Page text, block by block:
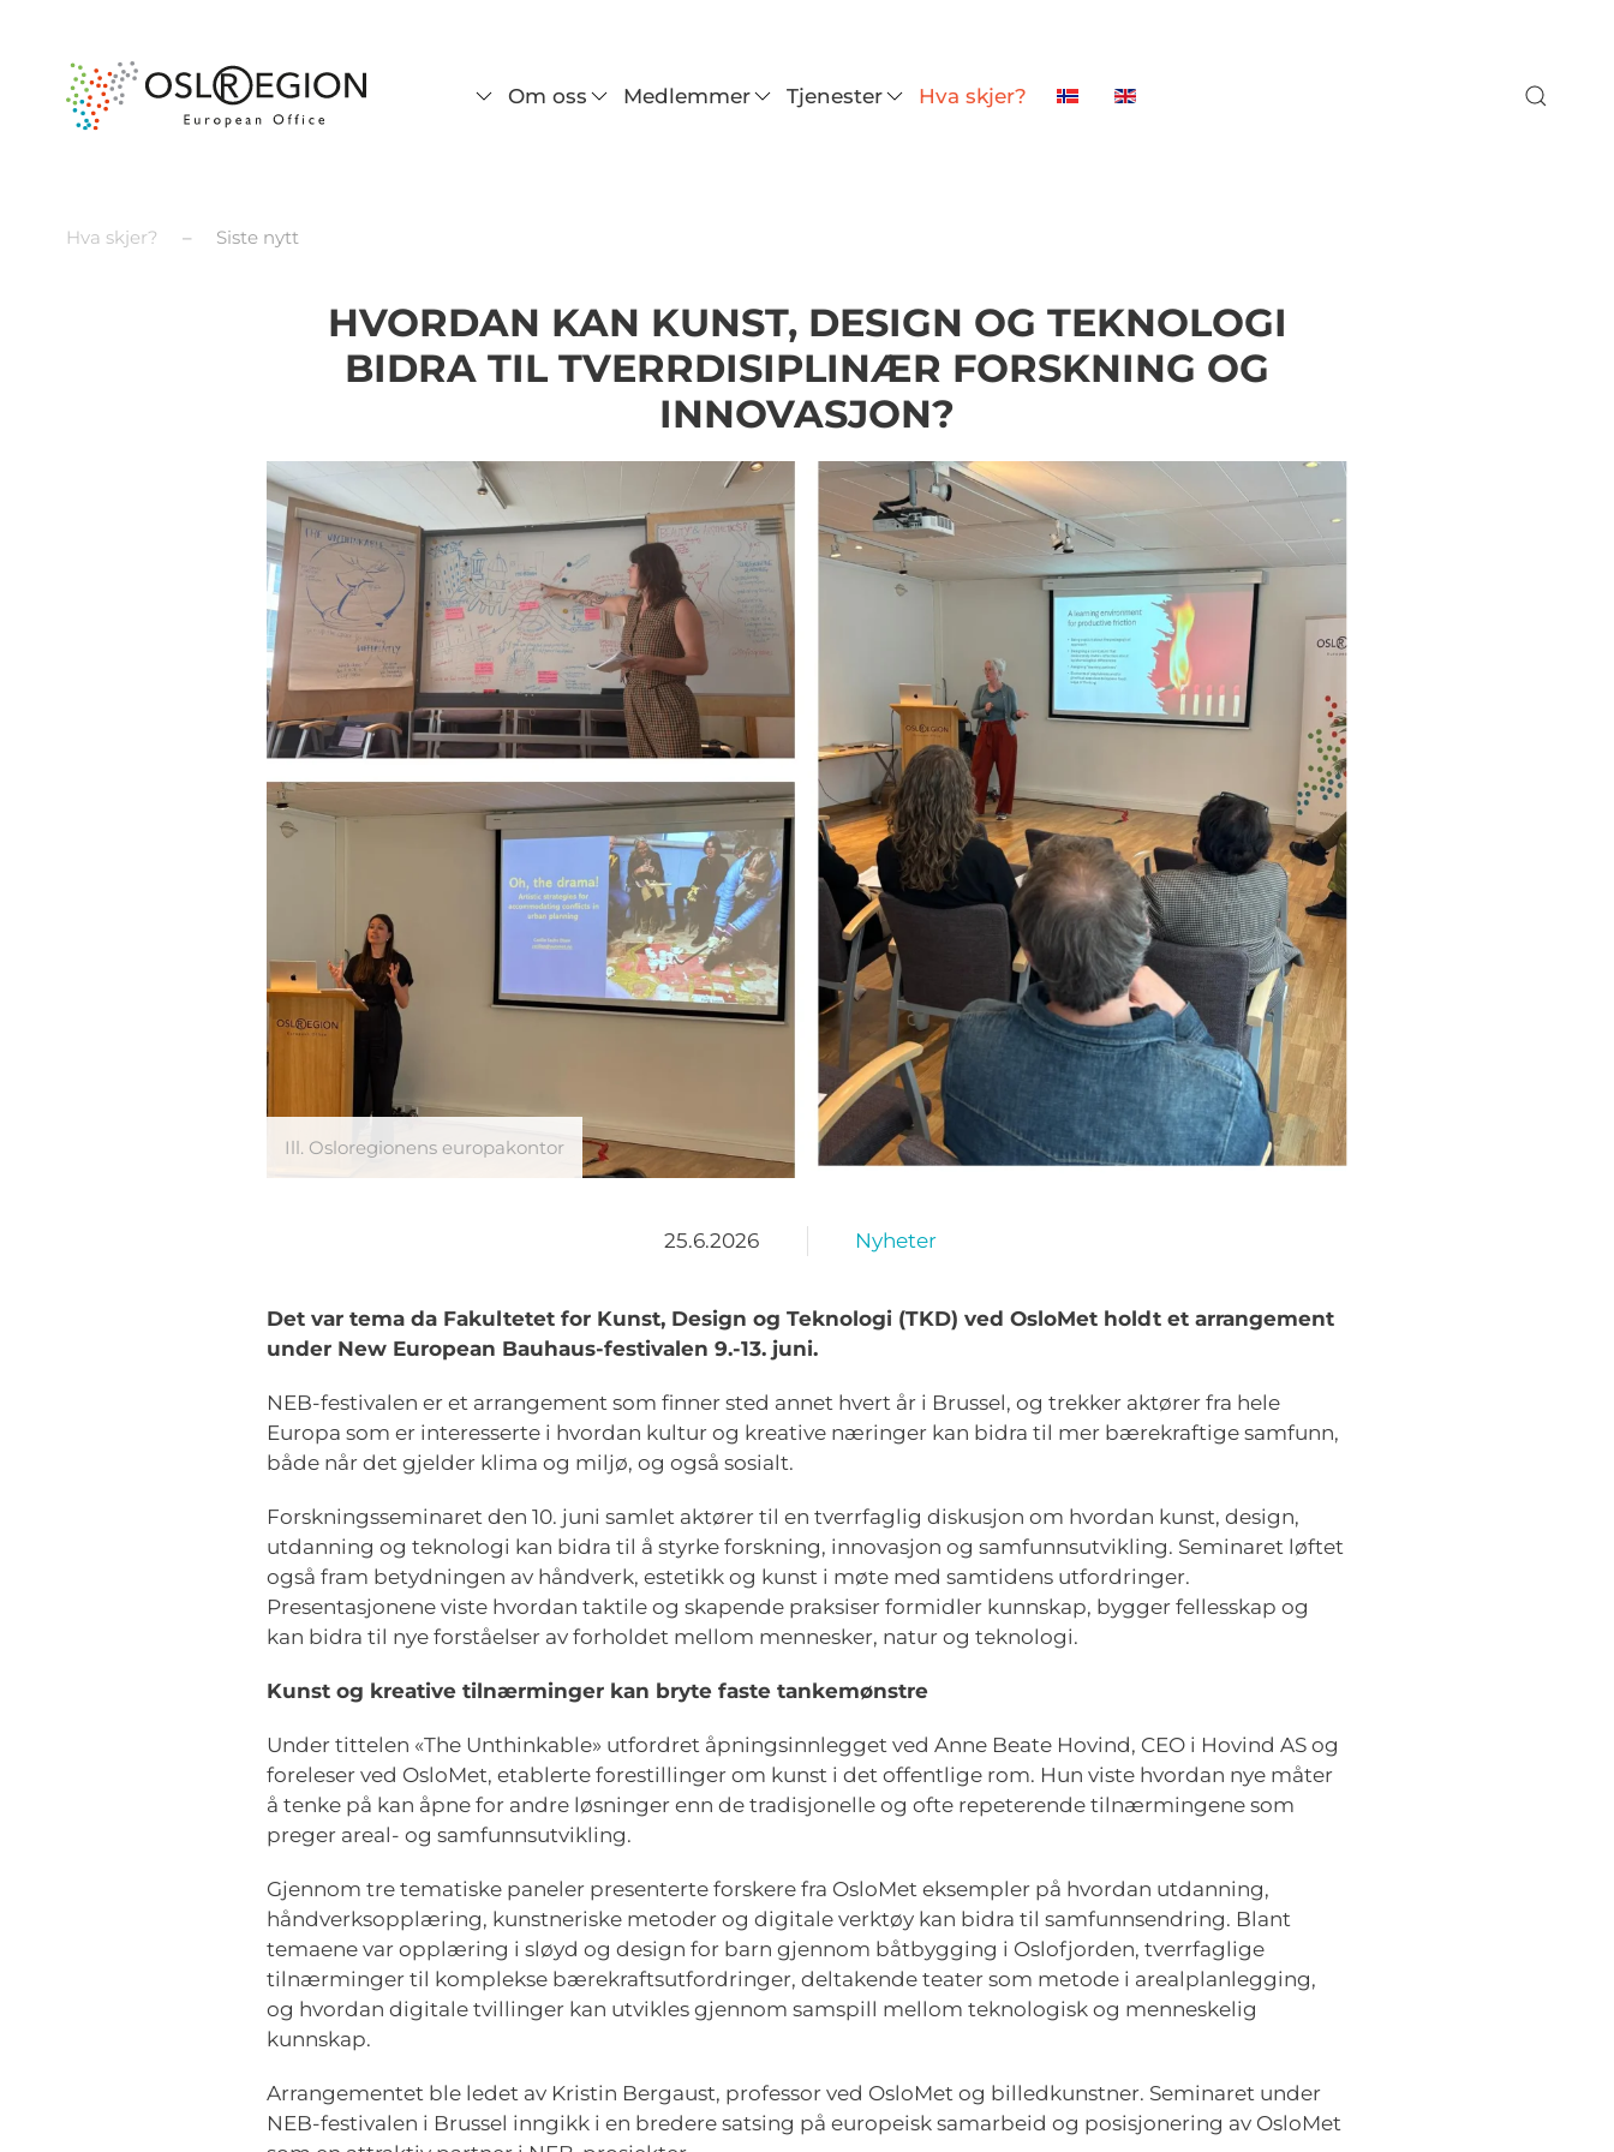
Om oss Medlemmer Tjenester Hva skjer?
Hva skjer? Siste nytt
HVORDAN KAN KUNST, DESIGN OG TEKNOLOGI
BIDRA TIL TVERRDISIPLINÆR FORSKNING OG
INNOVASJON?
Ill. Osloregionens europakontor
25.6.2026 Nyheter
Det var tema da Fakultetet for Kunst, Design og Teknologi (TKD) ved OsloMet holdt et arrangement
under New European Bauhaus-festivalen 9.-13. juni.
NEB-festivalen er et arrangement som finner sted annet hvert år i Brussel, og trekker aktører fra hele
Europa som er interesserte i hvordan kultur og kreative næringer kan bidra til mer bærekraftige samfunn,
både når det gjelder klima og miljø, og også sosialt.
Forskningsseminaret den 10. juni samlet aktører til en tverrfaglig diskusjon om hvordan kunst, design,
utdanning og teknologi kan bidra til å styrke forskning, innovasjon og samfunnsutvikling. Seminaret løftet
også fram betydningen av håndverk, estetikk og kunst i møte med samtidens utfordringer.
Presentasjonene viste hvordan taktile og skapende praksiser formidler kunnskap, bygger fellesskap og
kan bidra til nye forståelser av forholdet mellom mennesker, natur og teknologi.
Kunst og kreative tilnærminger kan bryte faste tankemønstre
Under tittelen «The Unthinkable» utfordret åpningsinnlegget ved Anne Beate Hovind, CEO i Hovind AS og
foreleser ved OsloMet, etablerte forestillinger om kunst i det offentlige rom. Hun viste hvordan nye måter
å tenke på kan åpne for andre løsninger enn de tradisjonelle og ofte repeterende tilnærmingene som
preger areal- og samfunnsutvikling.
Gjennom tre tematiske paneler presenterte forskere fra OsloMet eksempler på hvordan utdanning,
håndverksopplæring, kunstneriske metoder og digitale verktøy kan bidra til samfunnsendring. Blant
temaene var opplæring i sløyd og design for barn gjennom båtbygging i Oslofjorden, tverrfaglige
tilnærminger til komplekse bærekraftsutfordringer, deltakende teater som metode i arealplanlegging,
og hvordan digitale tvillinger kan utvikles gjennom samspill mellom teknologisk og menneskelig
kunnskap.
Arrangementet ble ledet av Kristin Bergaust, professor ved OsloMet og billedkunstner. Seminaret under
NEB-festivalen i Brussel inngikk i en bredere satsing på europeisk samarbeid og posisjonering av OsloMet